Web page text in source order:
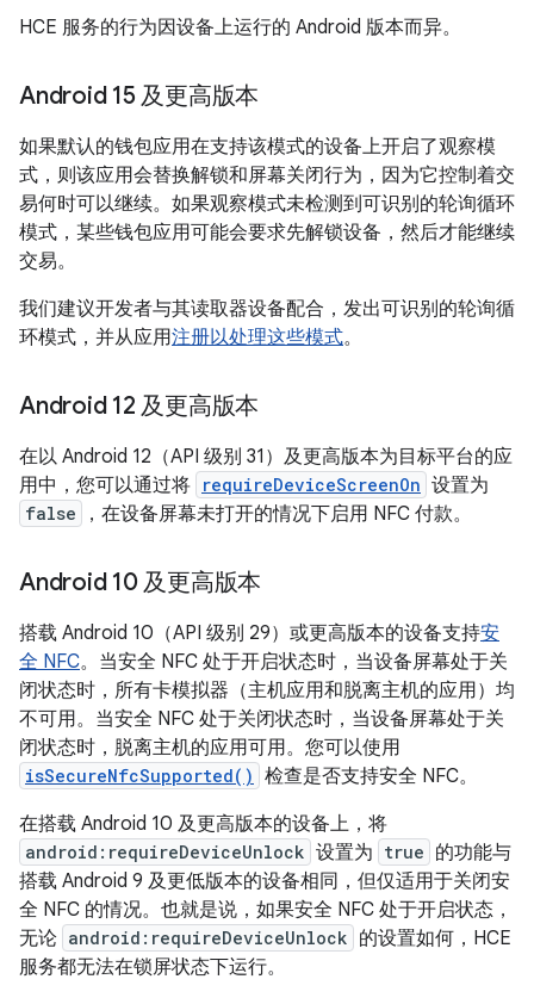
HCE 服务的行为因设备上运行的 Android 版本而异。
Android 15 及更高版本
如果默认的钱包应用在支持该模式的设备上开启了观察模
式，则该应用会替换解锁和屏幕关闭行为，因为它控制着交
易何时可以继续。如果观察模式未检测到可识别的轮询循环
模式，某些钱包应用可能会要求先解锁设备，然后才能继续
交易。
我们建议开发者与其读取器设备配合，发出可识别的轮询循
环模式，并从应用注册以处理这些模式。
Android 12 及更高版本
在以 Android 12（API 级别 31）及更高版本为目标平台的应
用中，您可以通过将 requireDeviceScreenOn 设置为
false ，在设备屏幕未打开的情况下启用 NFC 付款。
Android 10 及更高版本
搭载 Android 10（API 级别 29）或更高版本的设备支持安
全 NFC。当安全 NFC 处于开启状态时，当设备屏幕处于关
闭状态时，所有卡模拟器（主机应用和脱离主机的应用）均
不可用。当安全 NFC 处于关闭状态时，当设备屏幕处于关
闭状态时，脱离主机的应用可用。您可以使用
isSecureNfcSupported() 检查是否支持安全 NFC。
在搭载 Android 10 及更高版本的设备上，将
android:requireDeviceUnlock 设置为 true 的功能与
搭载 Android 9 及更低版本的设备相同，但仅适用于关闭安
全 NFC 的情况。也就是说，如果安全 NFC 处于开启状态，
无论 android:requireDeviceUnlock 的设置如何，HCE
服务都无法在锁屏状态下运行。